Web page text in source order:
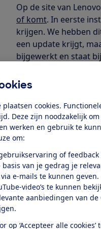
plaatsen cookies.
Deze zijn noodzakelijk
werken en gebruik te
om:
of
basis van je gedrag je
e-mails te kunnen geven.
video’s te kunnen
aanbiedingen van
op ‘Accepteer alle
Op de site van
of komt. In eerste
krijgen. We hebben
een update krijgt,
bijgewerkt en staat
Heb je een van de
nieuwste versie en
Over deze tablet >
Update (oktober
Als je toestel
loop je geen risico.
versie > Niveau
vatbaar voor
Wat is
mogelijk zelfs